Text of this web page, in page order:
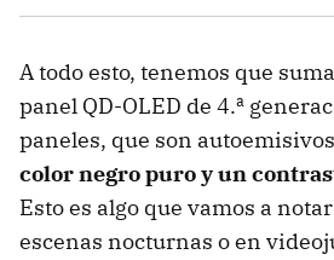
A todo esto, tenemos que
panel QD-OLED de 4.ª
paneles, que son
color negro puro y un
Esto es algo que vamos a
escenas nocturnas o en